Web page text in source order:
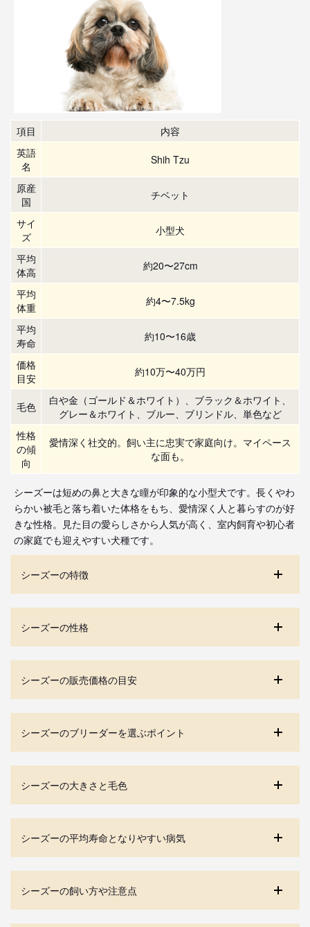
項目
内容
英語
名
Shih Tzu
原産
国
チベット
サイ
ズ
小型犬
平均
体高
約20〜27cm
平均
体重
約4〜7.5kg
平均
寿命
約10〜16歳
価格
目安
約10万〜40万円
毛色
白や金（ゴールド＆ホワイト）、ブラック＆ホワイト、
グレー＆ホワイト、ブルー、ブリンドル、単色など
性格
の傾
向
愛情深く社交的。飼い主に忠実で家庭向け。マイペース
な面も。
シーズーは短めの鼻と大きな瞳が印象的な小型犬です。長くやわ
らかい被毛と落ち着いた体格をもち、愛情深く人と暮らすのが好
きな性格。見た目の愛らしさから人気が高く、室内飼育や初心者
の家庭でも迎えやすい犬種です。
シーズーの特徴
シーズーの性格
シーズーの販売価格の目安
シーズーのブリーダーを選ぶポイント
シーズーの大きさと毛色
シーズーの平均寿命となりやすい病気
シーズーの飼い方や注意点